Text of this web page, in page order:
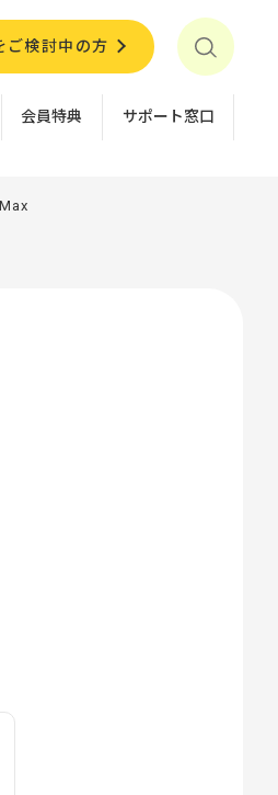
ご検討中の方
会員特典 サポート窓口